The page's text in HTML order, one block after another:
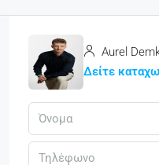
Aurel
Δείτε